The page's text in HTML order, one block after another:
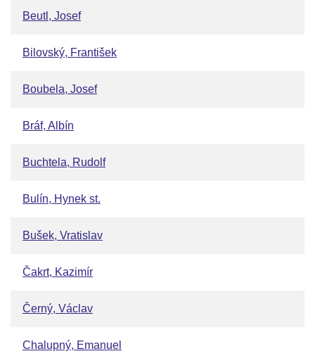
Beutl, Josef
Bilovský, František
Boubela, Josef
Bráf, Albín
Buchtela, Rudolf
Bulín, Hynek st.
Bušek, Vratislav
Čakrt, Kazimír
Černý, Václav
Chalupný, Emanuel